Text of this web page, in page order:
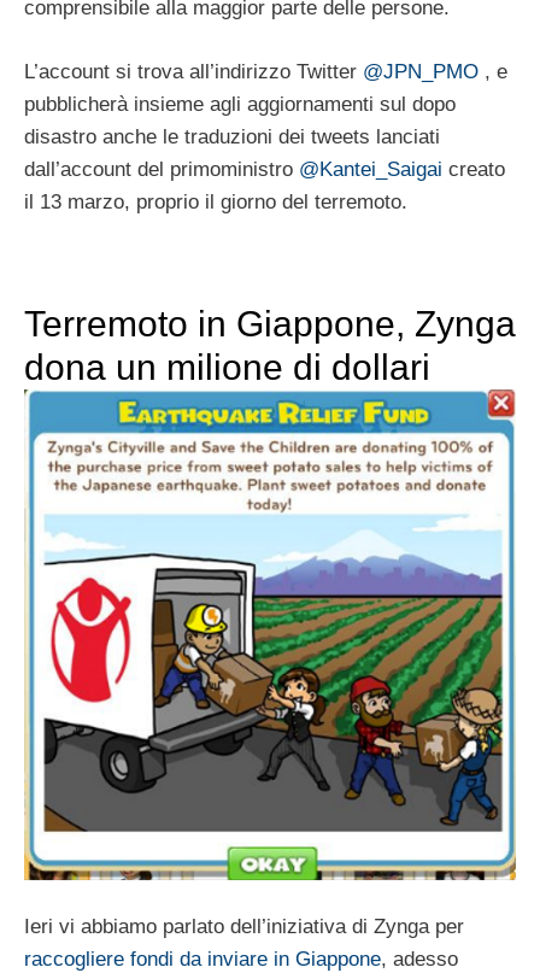
comprensibile alla maggior parte delle persone.
L’account si trova all’indirizzo Twitter @JPN_PMO , e
pubblicherà insieme agli aggiornamenti sul dopo
disastro anche le traduzioni dei tweets lanciati
dall’account del primoministro @Kantei_Saigai creato
il 13 marzo, proprio il giorno del terremoto.
Terremoto in Giappone, Zynga
dona un milione di dollari
Ieri vi abbiamo parlato dell’iniziativa di Zynga per
raccogliere fondi da inviare in Giappone, adesso